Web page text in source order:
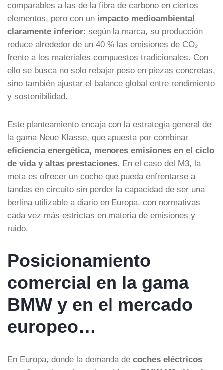
comparables a las de la fibra de carbono en ciertos
elementos, pero con un impacto medioambiental
claramente inferior: según la marca, su producción
reduce alrededor de un 40 % las emisiones de CO₂
frente a los materiales compuestos tradicionales. Con
ello se busca no solo rebajar peso en piezas concretas,
sino también ajustar el balance global entre rendimiento
y sostenibilidad.
Este planteamiento encaja con la estrategia general de
la gama Neue Klasse, que apuesta por combinar
eficiencia energética, menores emisiones en el ciclo
de vida y altas prestaciones. En el caso del M3, la
meta es ofrecer un coche que pueda enfrentarse a
tandas en circuito sin perder la capacidad de ser una
berlina utilizable a diario en Europa, con normativas
cada vez más estrictas en materia de emisiones y
ruido.
Posicionamiento
comercial en la gama
BMW y en el mercado
europeo…
En Europa, donde la demanda de coches eléctricos